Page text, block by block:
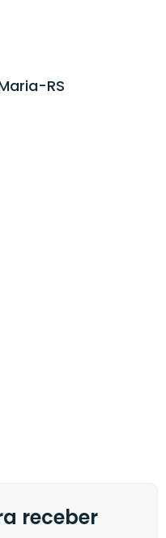
RS
receber